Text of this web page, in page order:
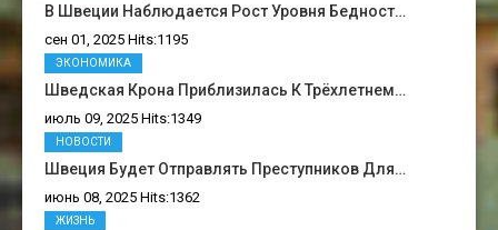
В Швеции Наблюдается Рост Уровня Бедност…
сен 01, 2025 Hits:1195
Шведская Крона Приблизилась К Трёхлетнем…
июль 09, 2025 Hits:1349
ЭКОНОМИКА
Швеция Будет Отправлять Преступников Для…
июнь 08, 2025 Hits:1362
НОВОСТИ
ЖИЗНЬ